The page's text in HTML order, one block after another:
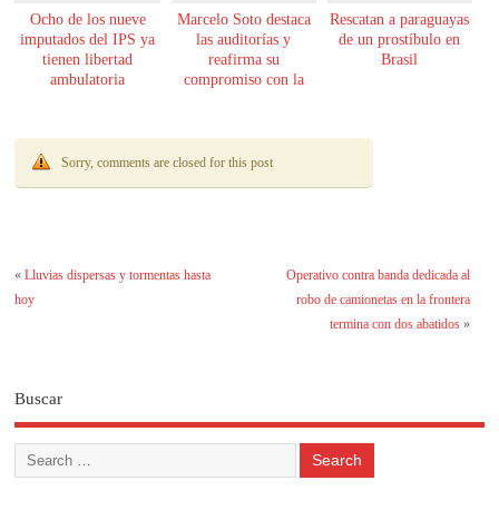
Ocho de los nueve
imputados del IPS ya
tienen libertad
ambulatoria
Marcelo Soto destaca
las auditorías y
reafirma su
compromiso con la
Rescatan a paraguayas
de un prostíbulo en
Brasil
Sorry, comments are closed for this post
«Lluvias dispersas y tormentas hasta
hoy
Operativo contra banda dedicada al
robo de camionetas en la frontera
termina con dos abatidos»
Buscar